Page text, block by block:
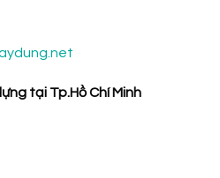
tại Tp.Hồ Chí Minh